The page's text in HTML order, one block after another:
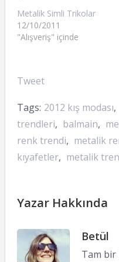
Metalik Simli Trikolar
12/10/2011
"Alışveriş" içinde
Tweet
Tags: 2012 kış modası,
trendleri, balmain,
renk trendi, metalik
kıyafetler, metalik
Yazar Hakkında
Betül
Tam bir